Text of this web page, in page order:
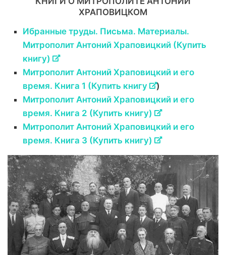
ХРАПОВИЦКОМ
Ибранные труды. Письма. Материалы.
Митрополит Антоний Храповицкий (Купить
книгу)
Митрополит Антоний Храповицкий и его
время. Книга 1 (Купить книгу
)
Митрополит Антоний Храповицкий и его
время. Книга 2 (Купить книгу)
Митрополит Антоний Храповицкий и его
время. Книга 3 (Купить книгу)